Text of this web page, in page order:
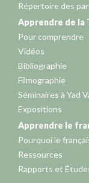
Répertoire des
Apprendre de la
Pour comprendre
Vidéos
Bibliographie
Filmographie
Séminaires à Yad
Expositions
Apprendre le
Pourquoi le
Ressources
Rapports et